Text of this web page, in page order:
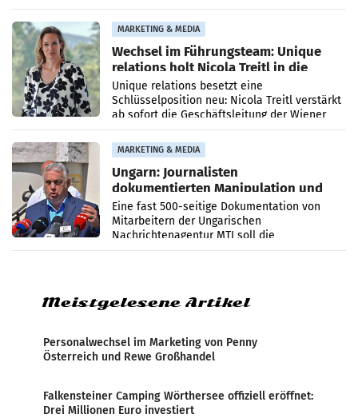
MARKETING & MEDIA
Wechsel im Führungsteam: Unique
relations holt Nicola Treitl in die
Geschäftsleitung
Unique relations besetzt eine
Schlüsselposition neu: Nicola Treitl verstärkt
ab sofort die Geschäftsleitung der Wiener
PR-Agentur an der Seite von Josef Kalina und
Anna Kalina-Mahr.
MARKETING & MEDIA
Ungarn: Journalisten
dokumentierten Manipulation und
Zensur
Eine fast 500-seitige Dokumentation von
Mitarbeitern der Ungarischen
Nachrichtenagentur MTI soll die
systematische Nachrichten-Manipulation und
Meistgelesene Artikel
Personalwechsel im Marketing von Penny
Österreich und Rewe Großhandel
Falkensteiner Camping Wörthersee offiziell eröffnet:
Drei Millionen Euro investiert